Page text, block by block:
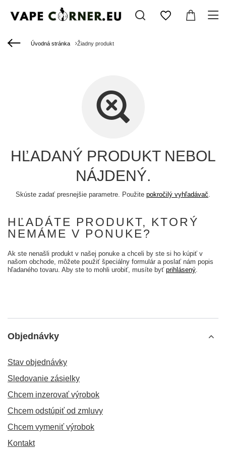
Úvodná stránka Žiadny produkt
HĽADANÝ PRODUKT NEBOL
NÁJDENÝ.
Skúste zadať presnejšie parametre. Použite pokročilý vyhľadávač.
HĽADÁTE PRODUKT, KTORÝ
NEMÁME V PONUKE?
Ak ste nenašli produkt v našej ponuke a chceli by ste si ho kúpiť v
našom obchode, môžete použiť špeciálny formulár a poslať nám popis
hľadaného tovaru. Aby ste to mohli urobiť, musíte byť prihlásený.
Objednávky
Stav objednávky
Sledovanie zásielky
Chcem inzerovať výrobok
Chcem odstúpiť od zmluvy
Chcem vymeniť výrobok
Kontakt